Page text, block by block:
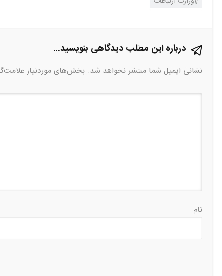
درباره این مطلب دیدگاهی بنویسید...
نشانی ایمیل شما منتشر نخواهد شد. بخش‌های موردنیاز
نام